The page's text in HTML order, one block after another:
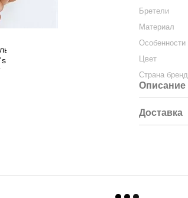
Бретели
Материал
Цвет
Страна
Описание
Доставка